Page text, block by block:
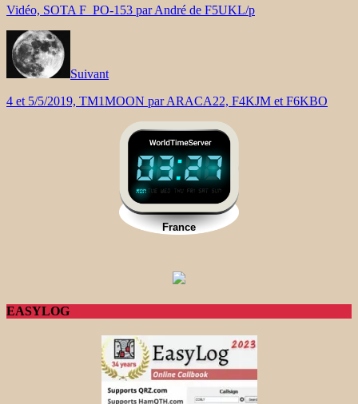
Vidéo, SOTA F_PO-153 par André de F5UKL/p
Suivant
4 et 5/5/2019, TM1MOON par ARACA22, F4KJM et F6KBO
EASYLOG